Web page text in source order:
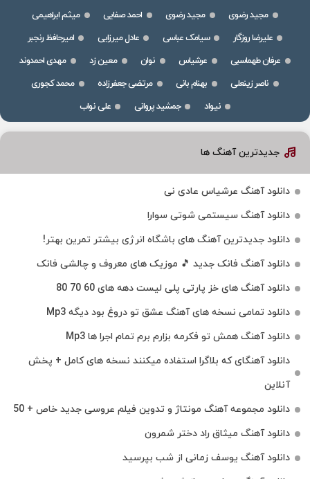
مجید رضوی
مجید رضوی احمد صفایی
میثم ابراهیمی
علیرضا روزگار
سیامک عباسی عادل میرزایی
امیرحافظ رنجبر
عرفان طهماسبی
عرشیاس نوان معین زد
مهدی احمدوند
ناصر زینعلی
بهنام بانی مرتضی جعفرزاده
محمد کجوری
نیواد
جمشید پروانی علی نواب
جدیدترین آهنگ ها
دانلود آهنگ عرشیاس عادی نی
دانلود آهنگ سیستمی شوتی سوارا
دانلود جدیدترین آهنگ‌ های باشگاه انرژی بیشتر تمرین بهتر!
دانلود آهنگ فانک جدید 🎵 موزیک‌ های معروف و چالشی فانک
دانلود آهنگ های خز پارتی پلی لیست دهه های 60 70 80
دانلود تمامی نسخه های آهنگ عشق تو دروغ بود دیگه Mp3
دانلود آهنگ همش تو فکرمه بزارم برم تمام اجرا ها Mp3
دانلود آهنگای که بلاگرا استفاده میکنند نسخه های کامل + پخش
آنلاین
دانلود مجموعه آهنگ مونتاژ و تدوین فیلم عروسی جدید خاص + 50
دانلود آهنگ میثاق راد دختر شمرون
دانلود آهنگ یوسف زمانی از شب بپرسید